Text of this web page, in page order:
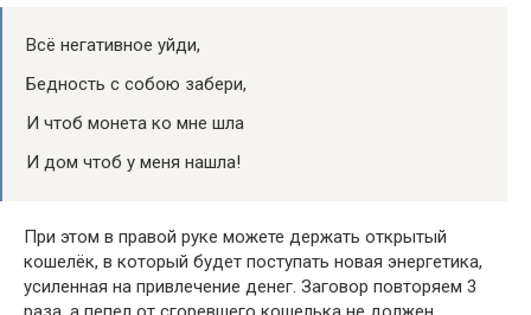
Всё негативное уйди,
Бедность с собою забери,
И чтоб монета ко мне шла
И дом чтоб у меня нашла!
При этом в правой руке можете держать открытый
кошелёк, в который будет поступать новая энергетика,
усиленная на привлечение денег. Заговор повторяем 3